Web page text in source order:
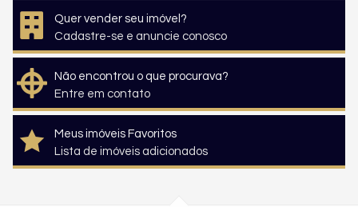
Quer vender seu imóvel?
Cadastre-se e anuncie conosco
Não encontrou o que procurava?
Entre em contato
Meus imóveis Favoritos
Lista de imóveis adicionados